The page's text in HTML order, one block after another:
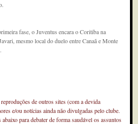
fase, o Juventus encara o Coritiba na
mesmo local do duelo entre Canaã e Monte
de outros sites (com a devida
e/ou notícias ainda não divulgadas pelo clube.
para debater de forma saudável os assuntos